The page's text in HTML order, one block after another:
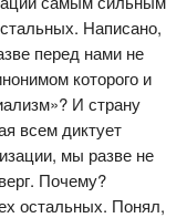
Написано,
перед нами не
которого и
И страну
всем диктует
мы разве не
Почему?
остальных. Понял,